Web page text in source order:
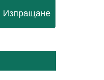
Изпращане